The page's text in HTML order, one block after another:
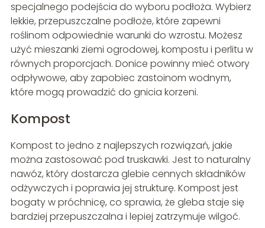
specjalnego podejścia do wyboru podłoża. Wybierz
lekkie, przepuszczalne podłoże, które zapewni
roślinom odpowiednie warunki do wzrostu. Możesz
użyć mieszanki ziemi ogrodowej, kompostu i perlitu w
równych proporcjach. Donice powinny mieć otwory
odpływowe, aby zapobiec zastoinom wodnym,
które mogą prowadzić do gnicia korzeni.
Kompost
Kompost to jedno z najlepszych rozwiązań, jakie
można zastosować pod truskawki. Jest to naturalny
nawóz, który dostarcza glebie cennych składników
odżywczych i poprawia jej strukturę. Kompost jest
bogaty w próchnicę, co sprawia, że gleba staje się
bardziej przepuszczalna i lepiej zatrzymuje wilgoć.